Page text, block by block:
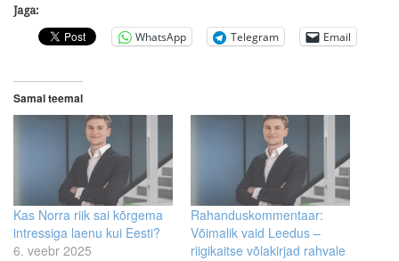
Jaga:
WhatsApp Telegram Email
Samal teemal
Kas Norra riik sai kõrgema
intressiga laenu kui Eesti?
6. veebr 2025
Rahanduskommentaar:
Võimalik vaid Leedus –
riigikaitse võlakirjad rahvale